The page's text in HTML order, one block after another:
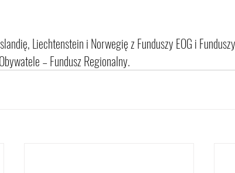
Liechtenstein i Norwegię z Funduszy EOG i
– Fundusz Regionalny.